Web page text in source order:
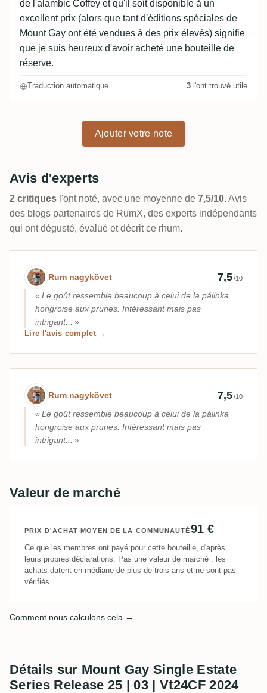
de l'alambic Coffey et qu'il soit disponible à un
excellent prix (alors que tant d'éditions spéciales de
Mount Gay ont été vendues à des prix élevés) signifie
que je suis heureux d'avoir acheté une bouteille de
réserve.
Traduction automatique 3 l'ont trouvé utile
Ajouter votre note
Avis d'experts
2 critiques l'ont noté, avec une moyenne de 7,5/10. Avis
des blogs partenaires de RumX, des experts indépendants
qui ont dégusté, évalué et décrit ce rhum.
Avis d’expert par Rum nagykövet
Rum nagykövet 7,5/10
Le goût ressemble beaucoup à celui de la pálinka
hongroise aux prunes. Intéressant mais pas
intrigant...
Lire l'avis complet →
Avis d’expert par Rum nagykövet
Rum nagykövet 7,5/10
Le goût ressemble beaucoup à celui de la pálinka
hongroise aux prunes. Intéressant mais pas
intrigant...
Valeur de marché
PRIX D'ACHAT MOYEN DE LA COMMUNAUTÉ91 €
Ce que les membres ont payé pour cette bouteille, d'après
leurs propres déclarations. Pas une valeur de marché : les
achats datent en médiane de plus de trois ans et ne sont pas
vérifiés.
Comment nous calculons cela →
Détails sur Mount Gay Single Estate
Series Release 25 | 03 | Vt24CF 2024